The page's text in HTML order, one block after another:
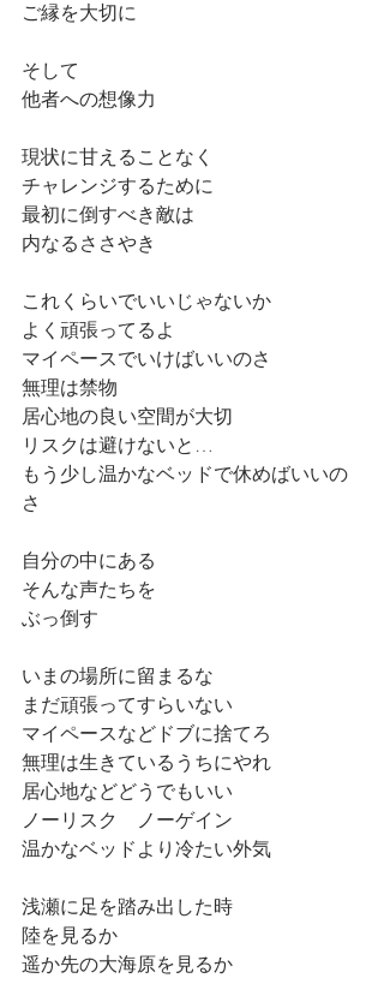
ご縁を大切に
そして
他者への想像力
現状に甘えることなく
チャレンジするために
最初に倒すべき敵は
内なるささやき
これくらいでいいじゃないか
よく頑張ってるよ
マイペースでいけばいいのさ
無理は禁物
居心地の良い空間が大切
リスクは避けないと…
もう少し温かなベッドで休めばいいの
さ
自分の中にある
そんな声たちを
ぶっ倒す
いまの場所に留まるな
まだ頑張ってすらいない
マイペースなどドブに捨てろ
無理は生きているうちにやれ
居心地などどうでもいい
ノーリスク　ノーゲイン
温かなベッドより冷たい外気
浅瀬に足を踏み出した時
陸を見るか
遥か先の大海原を見るか